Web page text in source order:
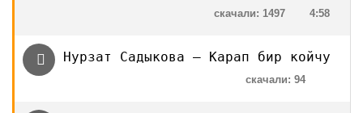
4:58
скачали: 1497
Нурзат Садыкова — Карап бир койчу
скачали: 94